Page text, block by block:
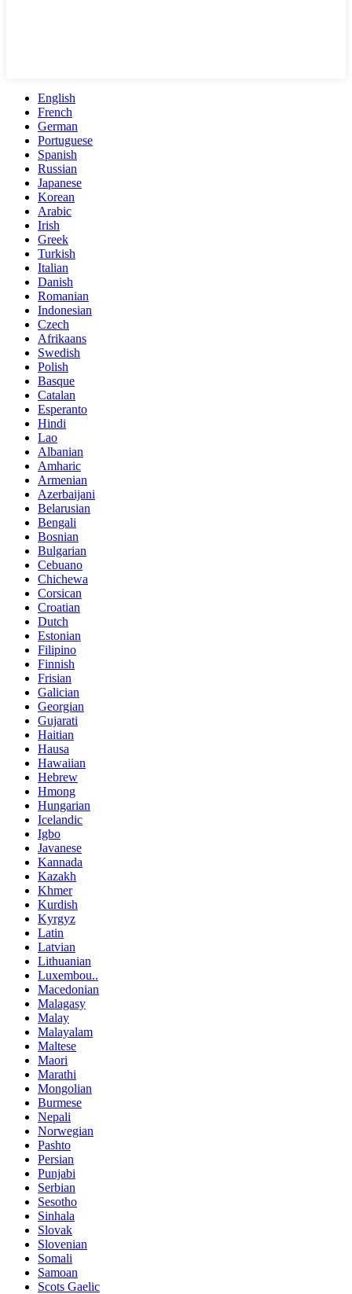
English
French
German
Portuguese
Spanish
Russian
Japanese
Korean
Arabic
Irish
Greek
Turkish
Italian
Danish
Romanian
Indonesian
Czech
Afrikaans
Swedish
Polish
Basque
Catalan
Esperanto
Hindi
Lao
Albanian
Amharic
Armenian
Azerbaijani
Belarusian
Bengali
Bosnian
Bulgarian
Cebuano
Chichewa
Corsican
Croatian
Dutch
Estonian
Filipino
Finnish
Frisian
Galician
Georgian
Gujarati
Haitian
Hausa
Hawaiian
Hebrew
Hmong
Hungarian
Icelandic
Igbo
Javanese
Kannada
Kazakh
Khmer
Kurdish
Kyrgyz
Latin
Latvian
Lithuanian
Luxembou..
Macedonian
Malagasy
Malay
Malayalam
Maltese
Maori
Marathi
Mongolian
Burmese
Nepali
Norwegian
Pashto
Persian
Punjabi
Serbian
Sesotho
Sinhala
Slovak
Slovenian
Somali
Samoan
Scots Gaelic